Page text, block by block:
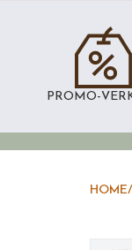
PROMO-
HOME/